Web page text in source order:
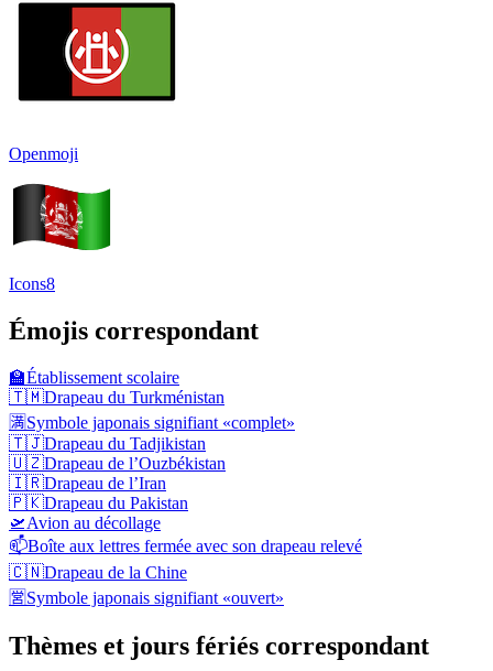
Openmoji
Icons8
Émojis correspondant
🏫Établissement scolaire
🇹🇲Drapeau du Turkménistan
🈵Symbole japonais signifiant «complet»
🇹🇯Drapeau du Tadjikistan
🇺🇿Drapeau de l’Ouzbékistan
🇮🇷Drapeau de l’Iran
🇵🇰Drapeau du Pakistan
🛫Avion au décollage
📫Boîte aux lettres fermée avec son drapeau relevé
🇨🇳Drapeau de la Chine
🈺Symbole japonais signifiant «ouvert»
Thèmes et jours fériés correspondant